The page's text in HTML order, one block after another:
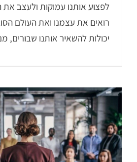
לפצוע אותנו עמוקות ולעצב
רואים את עצמנו ואת העולם
יכולות להשאיר אותנו שבורים,